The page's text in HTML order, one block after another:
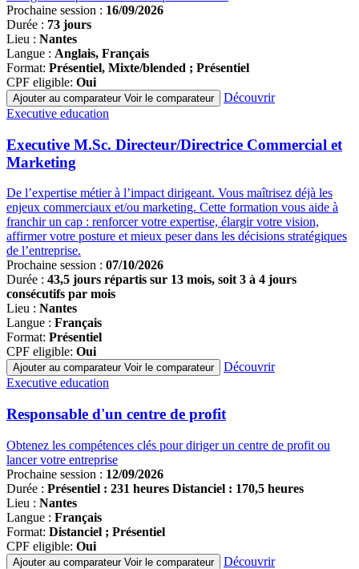
Prochaine session : 16/09/2026
Durée : 73 jours
Lieu : Nantes
Langue : Anglais, Français
Format: Présentiel, Mixte/blended ; Présentiel
CPF eligible: Oui
Ajouter au comparateur Voir le comparateur
Découvrir
Famille
programmes
Executive education
Executive M.Sc. Directeur/Directrice Commercial et
Marketing
De l’expertise métier à l’impact dirigeant. Vous maîtrisez déjà les
enjeux commerciaux et/ou marketing. Cette formation vous aide à
franchir un cap : renforcer votre expertise, élargir votre vision,
affirmer votre posture et mieux peser dans les décisions stratégiques
de l’entreprise.
Prochaine session : 07/10/2026
Durée : 43,5 jours répartis sur 13 mois, soit 3 à 4 jours
consécutifs par mois
Lieu : Nantes
Langue : Français
Format: Présentiel
CPF eligible: Oui
Ajouter au comparateur Voir le comparateur
Découvrir
Famille
programmes
Executive education
Responsable d'un centre de profit
Obtenez les compétences clés pour diriger un centre de profit ou
lancer votre entreprise
Prochaine session : 12/09/2026
Durée : Présentiel : 231 heures Distanciel : 170,5 heures
Lieu : Nantes
Langue : Français
Format: Distanciel ; Présentiel
CPF eligible: Oui
Ajouter au comparateur Voir le comparateur
Découvrir